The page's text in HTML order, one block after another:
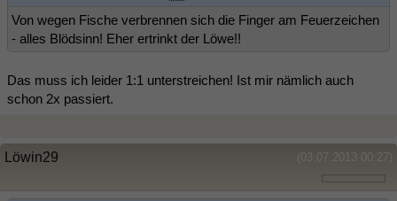
Von wegen Fische verbrennen sich die Finger am Feuerzeichen
- alles Blödsinn! Eher ertrinkt der Löwe!!
Das muss ich leider 1:1 unterstreichen! Ist mir nämlich auch
schon 2x passiert.
(03.07.2013 00:27)
Löwin29